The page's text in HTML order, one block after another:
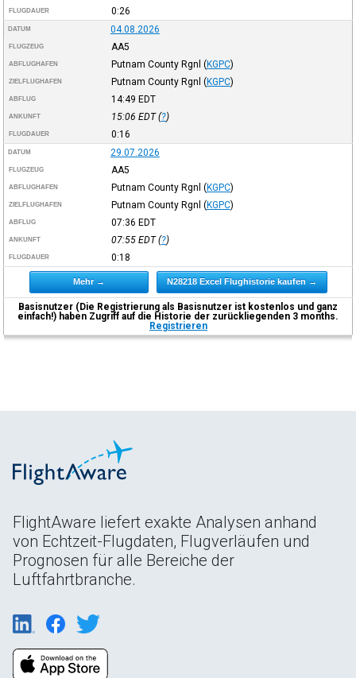
FLUGDAUER 0:26
DATUM 04.08.2026
FLUGZEUG AA5
ABFLUGHAFEN Putnam County Rgnl (KGPC)
ZIELFLUGHAFEN Putnam County Rgnl (KGPC)
ABFLUG 14:49 EDT
ANKUNFT 15:06 EDT(?)
FLUGDAUER 0:16
DATUM 29.07.2026
FLUGZEUG AA5
ABFLUGHAFEN Putnam County Rgnl (KGPC)
ZIELFLUGHAFEN Putnam County Rgnl (KGPC)
ABFLUG 07:36 EDT
ANKUNFT 07:55 EDT(?)
FLUGDAUER 0:18
Mehr → N28218 Excel Flughistorie kaufen →
Basisnutzer (Die Registrierung als Basisnutzer ist kostenlos und ganz
einfach!) haben Zugriff auf die Historie der zurückliegenden 3 months.
Registrieren
FlightAware liefert exakte Analysen anhand
von Echtzeit-Flugdaten, Flugverläufen und
Prognosen für alle Bereiche der
Luftfahrtbranche.